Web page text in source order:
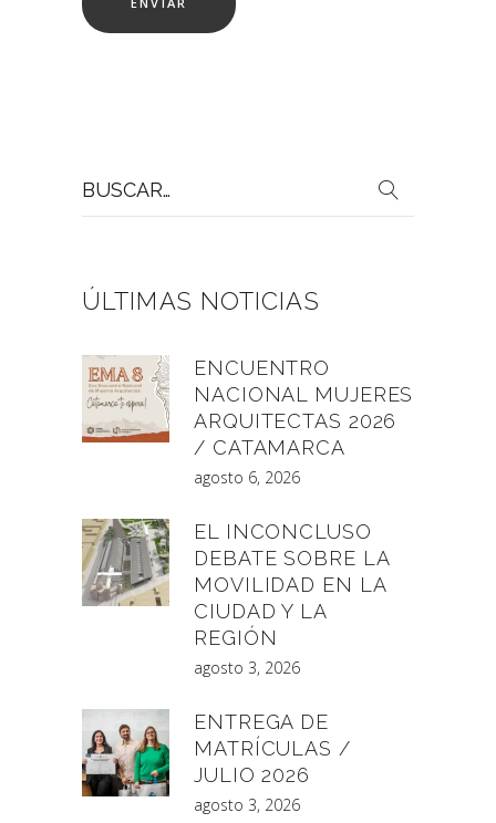
por:
ÚLTIMAS NOTICIAS
ENCUENTRO
NACIONAL MUJERES
ARQUITECTAS 2026
/ CATAMARCA
agosto 6, 2026
EL INCONCLUSO
DEBATE SOBRE LA
MOVILIDAD EN LA
CIUDAD Y LA
REGIÓN
agosto 3, 2026
ENTREGA DE
MATRÍCULAS /
JULIO 2026
agosto 3, 2026